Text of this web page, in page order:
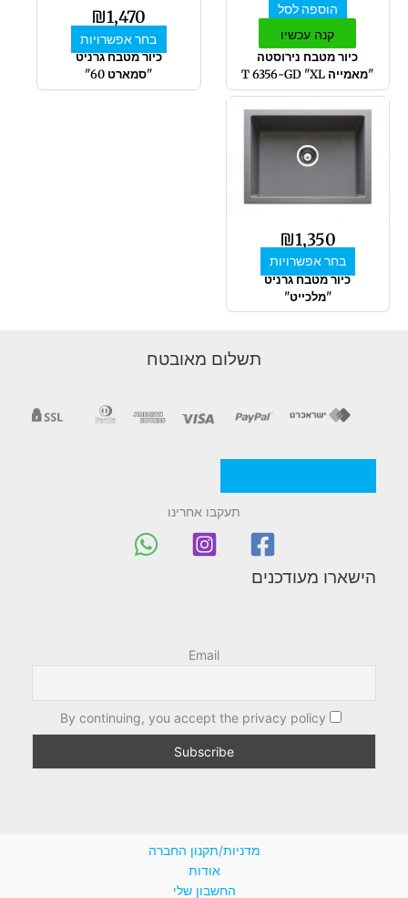
הוספה לסל
קנה עכשיו
כיור מטבח נירוסטה
"מאמייה T 6356-GD "XL
₪1,470
בחר אפשרויות
האפשרויות
בעמוד
המוצר
כיור מטבח גרניט
"סמארט 60"
₪1,350
בחר אפשרויות
יש
מספר
ניתן
את
האפשרויות
בעמוד
כיור מטבח גרניט
"מלכייט"
תשלום מאובטח
תעקבו אחרינו
הישארו מעודכנים
Email
By continuing, you accept the privacy policy
מדניות/תקנון החברה
אודות
החשבון שלי